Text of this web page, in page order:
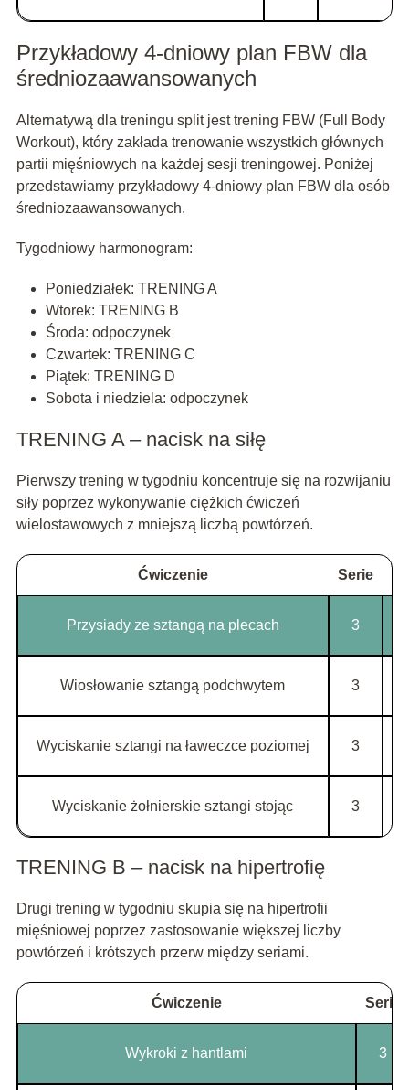
Przykładowy 4-dniowy plan FBW dla
średniozaawansowanych
Alternatywą dla treningu split jest trening FBW (Full Body
Workout), który zakłada trenowanie wszystkich głównych
partii mięśniowych na każdej sesji treningowej. Poniżej
przedstawiamy przykładowy 4-dniowy plan FBW dla osób
średniozaawansowanych.
Tygodniowy harmonogram:
Poniedziałek: TRENING A
Wtorek: TRENING B
Środa: odpoczynek
Czwartek: TRENING C
Piątek: TRENING D
Sobota i niedziela: odpoczynek
TRENING A – nacisk na siłę
Pierwszy trening w tygodniu koncentruje się na rozwijaniu
siły poprzez wykonywanie ciężkich ćwiczeń
wielostawowych z mniejszą liczbą powtórzeń.
Ćwiczenie Serie
Przysiady ze sztangą na plecach 3
Wiosłowanie sztangą podchwytem 3
Wyciskanie sztangi na ławeczce poziomej 3
Wyciskanie żołnierskie sztangi stojąc 3
TRENING B – nacisk na hipertrofię
Drugi trening w tygodniu skupia się na hipertrofii
mięśniowej poprzez zastosowanie większej liczby
powtórzeń i krótszych przerw między seriami.
Ćwiczenie Serie
Wykroki z hantlami 3